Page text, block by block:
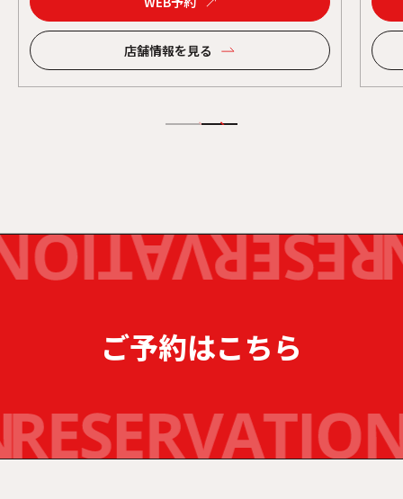
店舗情報を見る
ご予約はこちら